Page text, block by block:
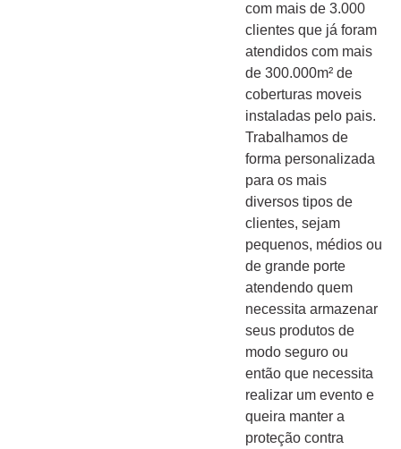
com mais de 3.000
clientes que já foram
atendidos com mais
de 300.000m² de
coberturas moveis
instaladas pelo pais.
Trabalhamos de
forma personalizada
para os mais
diversos tipos de
clientes, sejam
pequenos, médios ou
de grande porte
atendendo quem
necessita armazenar
seus produtos de
modo seguro ou
então que necessita
realizar um evento e
queira manter a
proteção contra